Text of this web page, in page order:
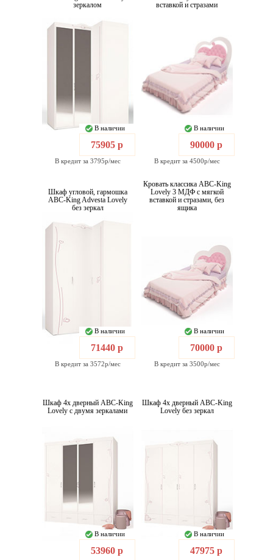
зеркалом
В наличии
75905 р
В кредит за 3795р/мес
вставкой и стразами
В наличии
90000 р
В кредит за 4500р/мес
Шкаф угловой, гармошка
ABC-King Advesta Lovely
без зеркал
В наличии
71440 р
В кредит за 3572р/мес
Кровать классика ABC-King
Lovely 3 МДФ с мягкой
вставкой и стразами, без
ящика
В наличии
70000 р
В кредит за 3500р/мес
Шкаф 4х дверный ABC-King
Lovely с двумя зеркалами
В наличии
53960 р
Шкаф 4х дверный ABC-King
Lovely без зеркал
В наличии
47975 р